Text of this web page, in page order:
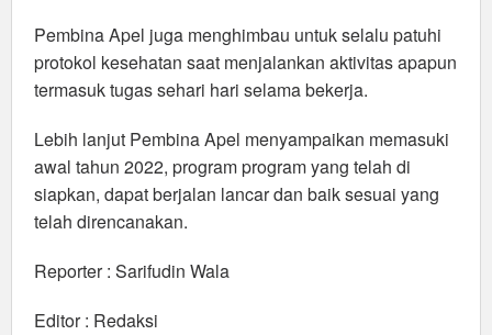
Pembina Apel juga menghimbau untuk selalu patuhi
protokol kesehatan saat menjalankan aktivitas apapun
termasuk tugas sehari hari selama bekerja.
Lebih lanjut Pembina Apel menyampaikan memasuki
awal tahun 2022, program program yang telah di
siapkan, dapat berjalan lancar dan baik sesuai yang
telah direncanakan.
Reporter : Sarifudin Wala
Editor : Redaksi